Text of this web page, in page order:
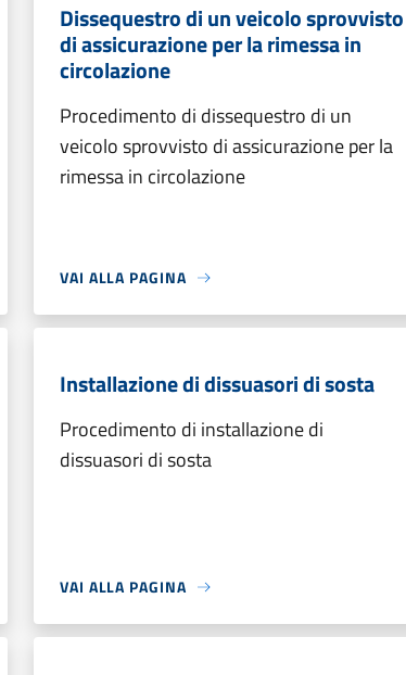
Dissequestro di un veicolo sprovvisto
di assicurazione per la rimessa in
circolazione
Procedimento di dissequestro di un
veicolo sprovvisto di assicurazione per la
rimessa in circolazione
VAI ALLA PAGINA
Installazione di dissuasori di sosta
Procedimento di installazione di
dissuasori di sosta
VAI ALLA PAGINA